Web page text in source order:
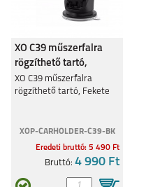
XO C39 műszerfalra
rögzíthető tartó,
Fekete
XO C39 műszerfalra
rögzíthető tartó, Fekete
XOP-CARHOLDER-C39-BK
Eredeti bruttó: 5 490 Ft
Bruttó:4 990 Ft